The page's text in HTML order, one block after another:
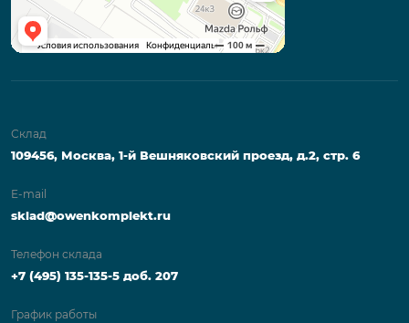
Склад
109456, Москва, 1-й Вешняковский проезд, д.2, стр. 6
E-mail
sklad@owenkomplekt.ru
Телефон склада
+7 (495) 135-135-5 доб. 207
График работы